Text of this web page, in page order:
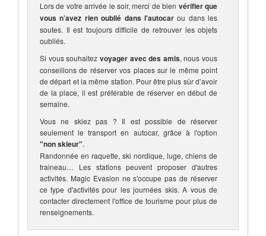
Lors de votre arrivée le soir, merci de bien vérifier que
vous n’avez rien oublié dans l'autocarou dans les
soutes. Il est toujours difficile de retrouver les objets
oubliés.
Si vous souhaitez voyager avec des amis, nous vous
conseillons de réserver vos places sur le même point
de départ et la même station. Pour être plus sûr d’avoir
de la place, il est préférable de réserver en début de
semaine.
Vous ne skiez pas ? Il est possible de réserver
seulement le transport en autocar, grâce à l'option
"non skieur".
Randonnée en raquette, ski nordique, luge, chiens de
traineau… Les stations peuvent proposer d'autres
activités. Magic Evasion ne s'occupe pas de réserver
ce type d'activités pour les journées skis. A vous de
contacter directement l'office de tourisme pour plus de
renseignements.